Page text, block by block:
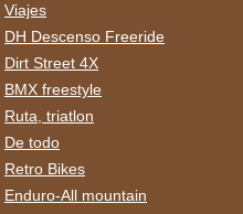
Viajes
DH Descenso Freeride
Dirt Street 4X
BMX freestyle
Ruta, triatlon
De todo
Retro Bikes
Enduro-All mountain